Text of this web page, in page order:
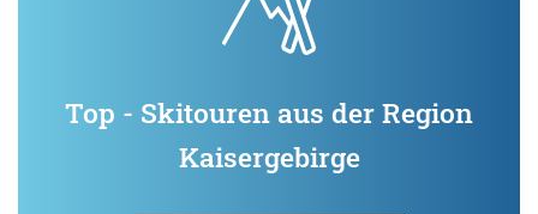
Top - Skitouren aus der Region
Kaisergebirge